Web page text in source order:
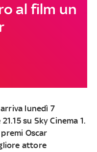
al film un
lunedì 7
su Sky Cinema 1.
Oscar
attore